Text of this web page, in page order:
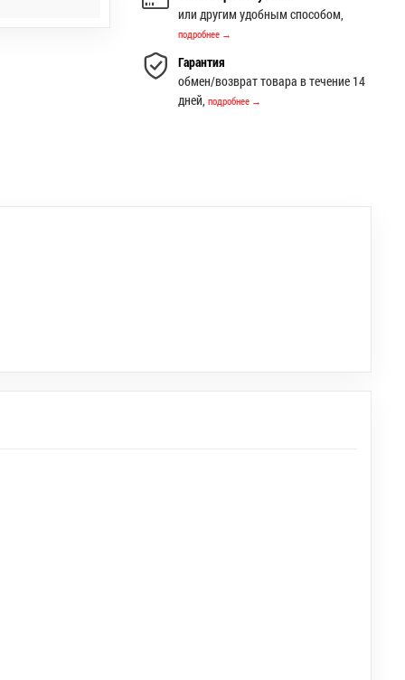
или другим удобным способом,
подробнее →
Гарантия
обмен/возврат товара в течение 14
дней,подробнее →